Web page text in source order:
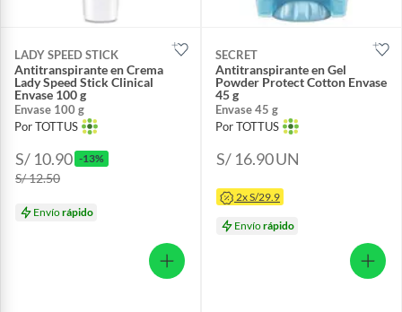
LADY SPEED STICK
Antitranspirante en Crema
Lady Speed Stick Clinical
Envase 100 g
Envase 100 g
Por TOTTUS
S/ 10.90 -13%
S/ 12.50
Envíorápido
SECRET
Antitranspirante en Gel
Powder Protect Cotton Envase
45 g
Envase 45 g
Por TOTTUS
S/ 16.90UN
2x S/29.9
Envíorápido